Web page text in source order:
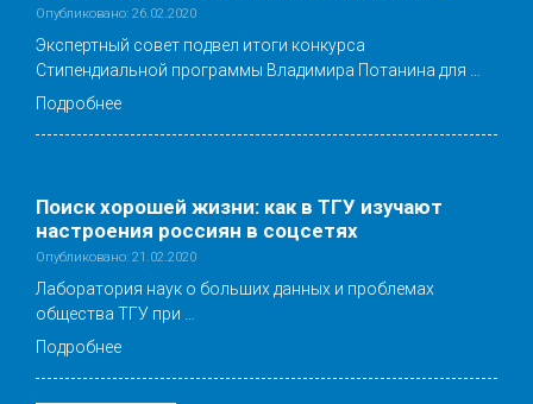
Опубликовано: 26.02.2020
Экспертный совет подвел итоги конкурса
Стипендиальной программы Владимира Потанина для …
Подробнее
Поиск хорошей жизни: как в ТГУ изучают
настроения россиян в соцсетях
Опубликовано: 21.02.2020
Лаборатория наук о больших данных и проблемах
общества ТГУ при …
Подробнее